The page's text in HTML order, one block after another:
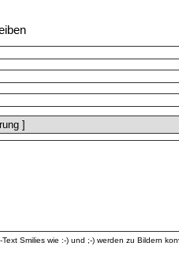
Smilies wie :-) und ;-) werden zu Bildern